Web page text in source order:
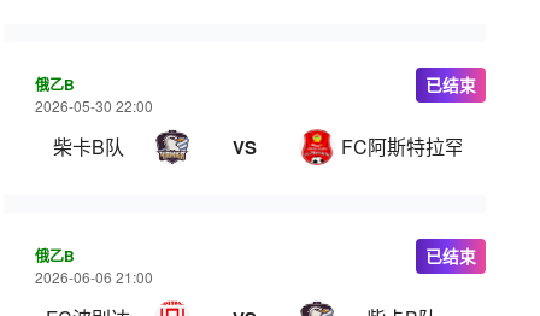
俄乙B
2026-05-30 22:00
柴卡B队 VS FC阿斯特拉罕
已结束
俄乙B
2026-06-06 21:00
已结束